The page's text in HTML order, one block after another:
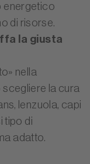
energetico
di risorse.
la giusta
nella
la cura
lenzuola, capi
tipo di
adatto.